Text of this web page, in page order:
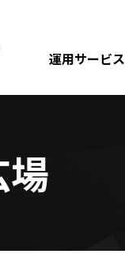
運用サービス